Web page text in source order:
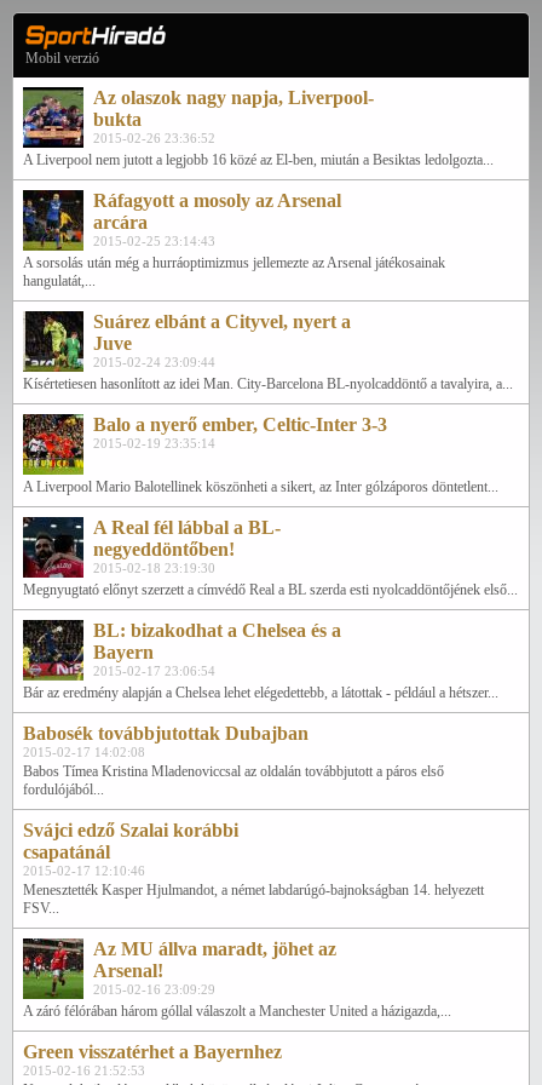
Mobil verzió
Az olaszok nagy napja, Liverpool-
bukta
2015-02-26 23:36:52
A Liverpool nem jutott a legjobb 16 közé az El-ben, miután a Besiktas ledolgozta...
Ráfagyott a mosoly az Arsenal
arcára
2015-02-25 23:14:43
A sorsolás után még a hurráoptimizmus jellemezte az Arsenal játékosainak
hangulatát,...
Suárez elbánt a Cityvel, nyert a
Juve
2015-02-24 23:09:44
Kísértetiesen hasonlított az idei Man. City-Barcelona BL-nyolcaddöntő a tavalyira, a...
Balo a nyerő ember, Celtic-Inter 3-3
2015-02-19 23:35:14
A Liverpool Mario Balotellinek köszönheti a sikert, az Inter gólzáporos döntetlent...
A Real fél lábbal a BL-
negyeddöntőben!
2015-02-18 23:19:30
Megnyugtató előnyt szerzett a címvédő Real a BL szerda esti nyolcaddöntőjének első...
BL: bizakodhat a Chelsea és a
Bayern
2015-02-17 23:06:54
Bár az eredmény alapján a Chelsea lehet elégedettebb, a látottak - például a hétszer...
Babosék továbbjutottak Dubajban
2015-02-17 14:02:08
Babos Tímea Kristina Mladenoviccsal az oldalán továbbjutott a páros első
fordulójából...
Svájci edző Szalai korábbi
csapatánál
2015-02-17 12:10:46
Menesztették Kasper Hjulmandot, a német labdarúgó-bajnokságban 14. helyezett
FSV...
Az MU állva maradt, jöhet az
Arsenal!
2015-02-16 23:09:29
A záró félórában három góllal válaszolt a Manchester United a házigazda,...
Green visszatérhet a Bayernhez
2015-02-16 21:52:53